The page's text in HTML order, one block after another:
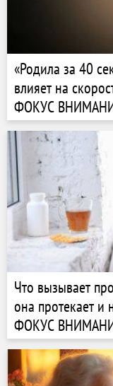
«Родила за 40
влияет на
ФОКУС
Что вызывает
она протекает и
ФОКУС